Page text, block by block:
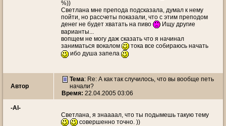
%))
Светлана мне препода подсказала, думал к нему
пойти, но рассчеты показали, что с этим преподом
денег не будет хватать на пиво
Ищу другие
варианты...
вопщем не могу даж сказать что я начинал
заниматься вокалом
тока все собираюсь начать
ибо душа запела
Автор
Тема: Re: А как так случилось, что вы вообще петь
начали?
Время: 22.04.2005 03:06
-Al-
Светлана, я знаааал, что ты подымешь такую тему
совершенно точно. ))